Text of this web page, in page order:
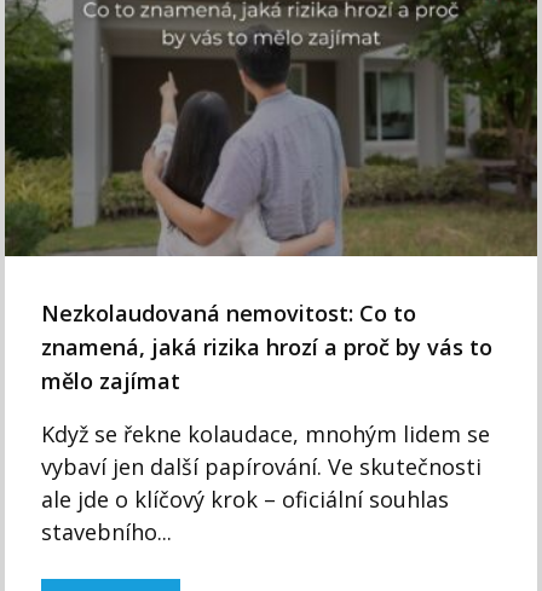
Nezkolaudovaná nemovitost: Co to
znamená, jaká rizika hrozí a proč by vás to
mělo zajímat
Když se řekne kolaudace, mnohým lidem se
vybaví jen další papírování. Ve skutečnosti
ale jde o klíčový krok – oficiální souhlas
stavebního...